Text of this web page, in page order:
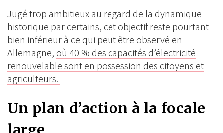
Jugé trop ambitieux au regard de la dynamique
historique par certains, cet objectif reste pourtant
bien inférieur à ce qui peut être observé en
Allemagne, où 40 % des capacités d’électricité
renouvelable sont en possession des citoyens et
agriculteurs.
Un plan d’action à la focale